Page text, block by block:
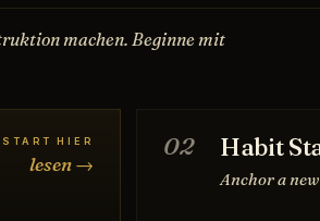
machen. Beginne mit
HIER
lesen →
02 Habit
Anchor a